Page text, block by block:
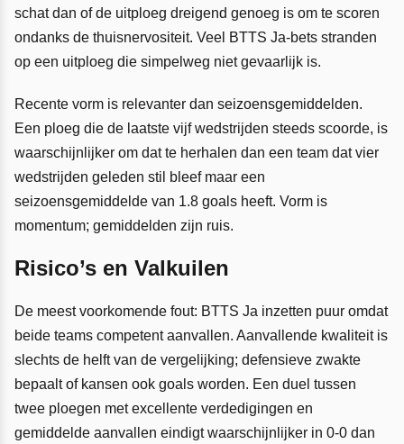
schat dan of de uitploeg dreigend genoeg is om te scoren
ondanks de thuisnervositeit. Veel BTTS Ja-bets stranden
op een uitploeg die simpelweg niet gevaarlijk is.
Recente vorm is relevanter dan seizoensgemiddelden.
Een ploeg die de laatste vijf wedstrijden steeds scoorde, is
waarschijnlijker om dat te herhalen dan een team dat vier
wedstrijden geleden stil bleef maar een
seizoensgemiddelde van 1.8 goals heeft. Vorm is
momentum; gemiddelden zijn ruis.
Risico’s en Valkuilen
De meest voorkomende fout: BTTS Ja inzetten puur omdat
beide teams competent aanvallen. Aanvallende kwaliteit is
slechts de helft van de vergelijking; defensieve zwakte
bepaalt of kansen ook goals worden. Een duel tussen
twee ploegen met excellente verdedigingen en
gemiddelde aanvallen eindigt waarschijnlijker in 0-0 dan